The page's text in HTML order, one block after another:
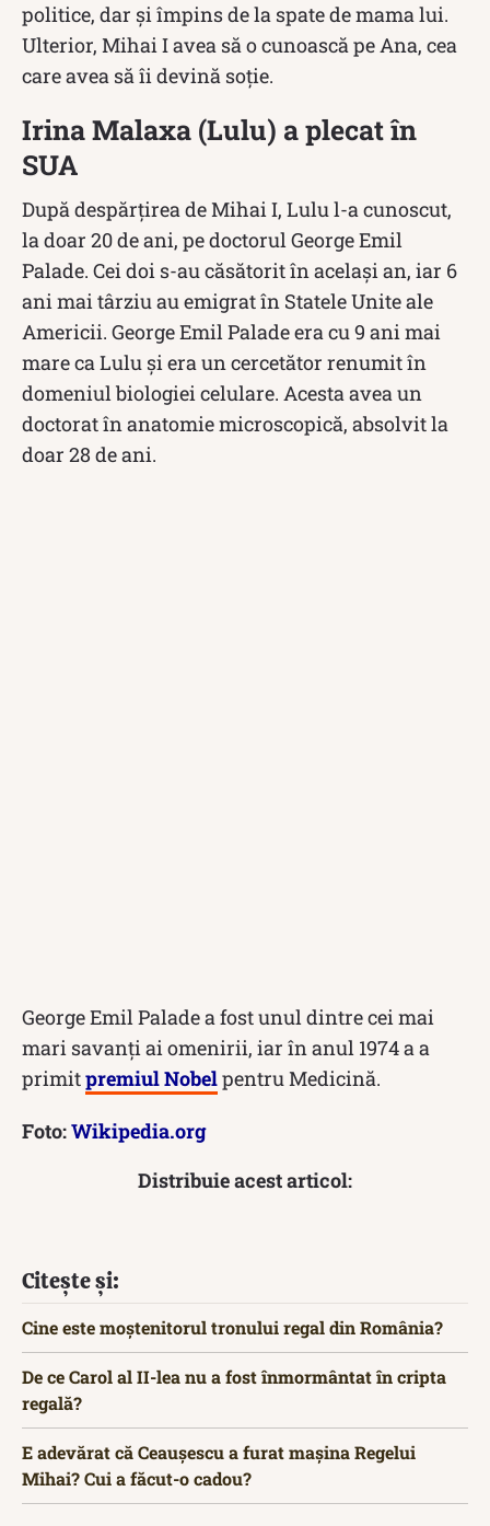
politice, dar și împins de la spate de mama lui.
Ulterior, Mihai I avea să o cunoască pe Ana, cea
care avea să îi devină soție.
Irina Malaxa (Lulu) a plecat în
SUA
După despărțirea de Mihai I, Lulu l-a cunoscut,
la doar 20 de ani, pe doctorul George Emil
Palade. Cei doi s-au căsătorit în același an, iar 6
ani mai târziu au emigrat în Statele Unite ale
Americii. George Emil Palade era cu 9 ani mai
mare ca Lulu și era un cercetător renumit în
domeniul biologiei celulare. Acesta avea un
doctorat în anatomie microscopică, absolvit la
doar 28 de ani.
George Emil Palade a fost unul dintre cei mai
mari savanți ai omenirii, iar în anul 1974 a a
primitpremiul Nobelpentru Medicină.
Foto:Wikipedia.org
Distribuie acest articol:
Citește și:
Cine este moștenitorul tronului regal din România?
De ce Carol al II-lea nu a fost înmormântat în cripta
regală?
E adevărat că Ceaușescu a furat mașina Regelui
Mihai? Cui a făcut-o cadou?